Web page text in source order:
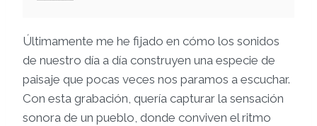
Últimamente me he fijado en cómo los sonidos
de nuestro día a día construyen una especie de
paisaje que pocas veces nos paramos a escuchar.
Con esta grabación, quería capturar la sensación
sonora de un pueblo, donde conviven el ritmo